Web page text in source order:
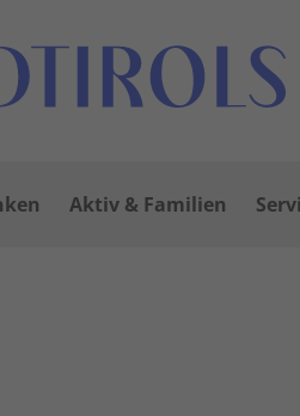
Aktiv & Familien